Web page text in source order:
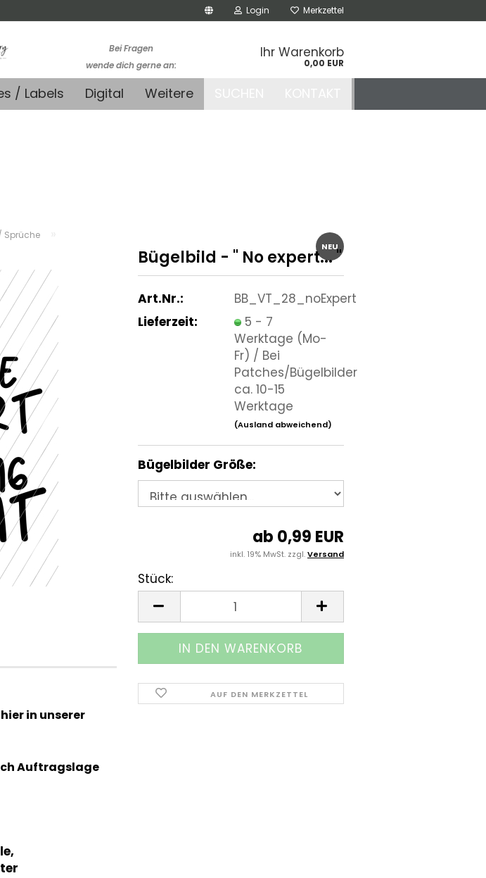
Login Merkzettel
Bei Fragen
wende dich gerne an:
kontakt@stoffmonk.de
-Kein telefonischer
Ihr Warenkorb
0,00 EUR
/ Labels Digital Weitere
Sprüche
NEU
Bügelbild - " No expert... "
Art.Nr.:
BB_VT_28_noExpert
Lieferzeit:
5 - 7
Werktage (Mo-
Fr) / Bei
Patches/Bügelbilder
ca. 10-15
Werktage
(Ausland abweichend)
Bügelbilder Größe:
ab 0,99 EUR
inkl. 19% MwSt. zzgl.Versand
Stück:
Stück
AUF DEN MERKZETTEL
in unserer
Auftragslage